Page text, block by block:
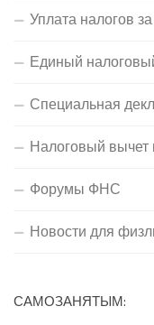
Уплата налогов
Единый
Специальная
Налоговый вычет
Форумы ФНС
Новости для
САМОЗАНЯТЫМ: